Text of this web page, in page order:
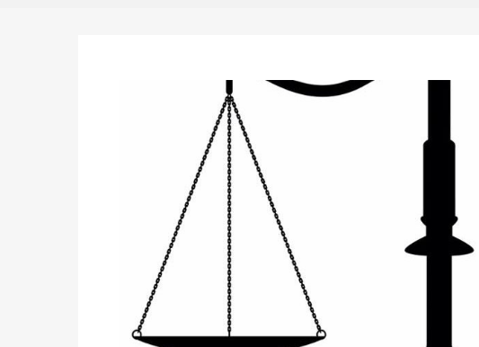
Politique- Double scrutin du 31 mai : retrait des cartes
du 16 au 31 mai 2026
Politique- Délégués de bureaux de vote : vos
avant le 16 mai 2026 à 16h
Politique- Proclamation des résultats globaux provisoires
statistiques des législatives et communales : ce 4 juin à 18h
Politique- Suite de la publication des résultats partiels
ce 03 juin à 14h